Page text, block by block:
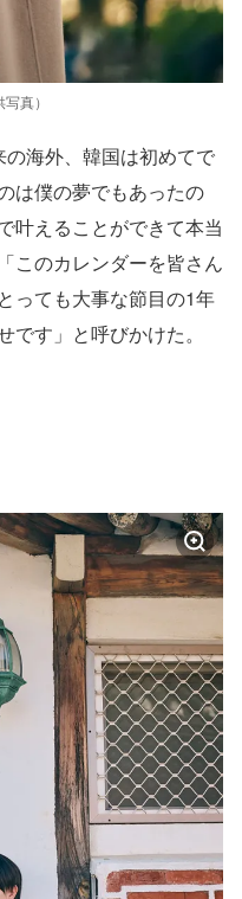
真）
海外、韓国は初めてで
は僕の夢でもあったの
叶えることができて本当
このカレンダーを皆さん
っても大事な節目の1年
す」と呼びかけた。